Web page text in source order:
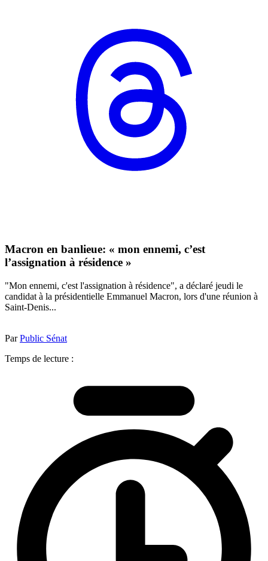
Macron en banlieue: « mon ennemi, c’est
l’assignation à résidence »
"Mon ennemi, c'est l'assignation à résidence", a déclaré jeudi le
candidat à la présidentielle Emmanuel Macron, lors d'une réunion à
Saint-Denis...
ParPublic Sénat
Temps de lecture :